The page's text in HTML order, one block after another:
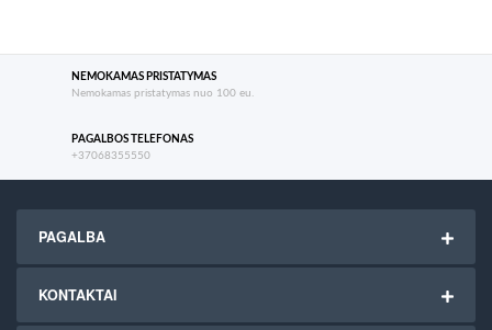
NEMOKAMAS PRISTATYMAS
Nemokamas pristatymas nuo 100 eu.
PAGALBOS TELEFONAS
+37068355550
PAGALBA
KONTAKTAI